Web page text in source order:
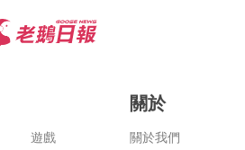
遊戲
關於
關於我們